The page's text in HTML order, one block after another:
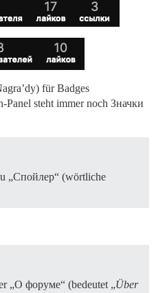
für Badges
steht immer noch Значки
„Спойлер“ (wörtliche
„О форуме“ (bedeutet „Über